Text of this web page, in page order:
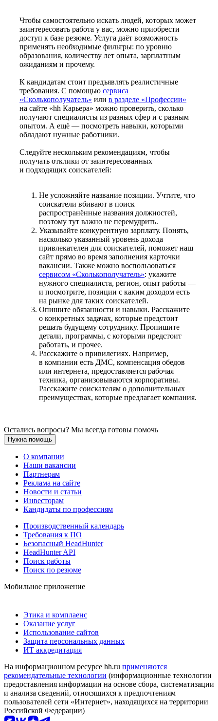
Чтобы самостоятельно искать людей, которых может
заинтересовать работа у вас, можно приобрести
доступ к базе резюме. Услуга даёт возможность
применять необходимые фильтры: по уровню
образования, количеству лет опыта, зарплатным
ожиданиям и прочему.
К кандидатам стоит предъявлять реалистичные
требования. С помощью сервиса
«Сколькополучатель» или в разделе «Профессии»
на сайте «hh Карьера» можно проверить, сколько
получают специалисты из разных сфер и с разным
опытом. А ещё — посмотреть навыки, которыми
обладают нужные работники.
Следуйте нескольким рекомендациям, чтобы
получать отклики от заинтересованных
и подходящих соискателей:
Не усложняйте название позиции. Учтите, что
соискатели вбивают в поиск
распространённые названия должностей,
поэтому тут важно не перемудрить.
Указывайте конкурентную зарплату. Понять,
насколько указанный уровень дохода
привлекателен для соискателей, поможет наш
сайт прямо во время заполнения карточки
вакансии. Также можно воспользоваться
сервисом «Сколькополучатель»: укажите
нужного специалиста, регион, опыт работы —
и посмотрите, позиции с каким доходом есть
на рынке для таких соискателей.
Опишите обязанности и навыки. Расскажите
о конкретных задачах, которые предстоит
решать будущему сотруднику. Пропишите
детали, программы, с которыми предстоит
работать, и прочее.
Расскажите о привилегиях. Например,
в компании есть ДМС, компенсация обедов
или интернета, предоставляется рабочая
техника, организовываются корпоративы.
Расскажите соискателям о дополнительных
преимуществах, которые предлагает компания.
Остались вопросы? Мы всегда готовы помочь
Нужна помощь
О компании
Наши вакансии
Партнерам
Реклама на сайте
Новости и статьи
Инвесторам
Кандидаты по профессиям
Производственный календарь
Требования к ПО
Безопасный HeadHunter
HeadHunter API
Поиск работы
Поиск по резюме
Мобильное приложение
Этика и комплаенс
Оказание услуг
Использование сайтов
Защита персональных данных
ИТ аккредитация
На информационном ресурсе hh.ru применяются
рекомендательные технологии (информационные технологии
предоставления информации на основе сбора, систематизации
и анализа сведений, относящихся к предпочтениям
пользователей сети «Интернет», находящихся на территории
Российской Федерации)